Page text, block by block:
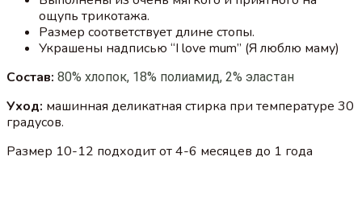
ощупь трикотажа.
Размер соответствует длине стопы.
Украшены надписью “I love mum” (Я люблю маму)
Состав: 80% хлопок, 18% полиамид, 2% эластан
Уход: машинная деликатная стирка при температуре 30
градусов.
Размер 10-12 подходит от 4-6 месяцев до 1 года